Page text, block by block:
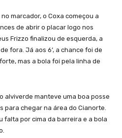
marcador, o Coxa começou a
de abrir o placar logo nos
Frizzo finalizou de esquerda, a
fora. Já aos 6’, a chance foi de
mas a bola foi pela linha de
alviverde manteve uma boa posse
para chegar na área do Cianorte.
falta por cima da barreira e a bola